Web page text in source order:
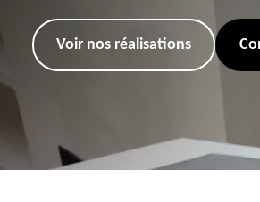
Voir nos réalisations